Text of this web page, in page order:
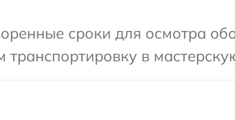
сроки для осмотра
в